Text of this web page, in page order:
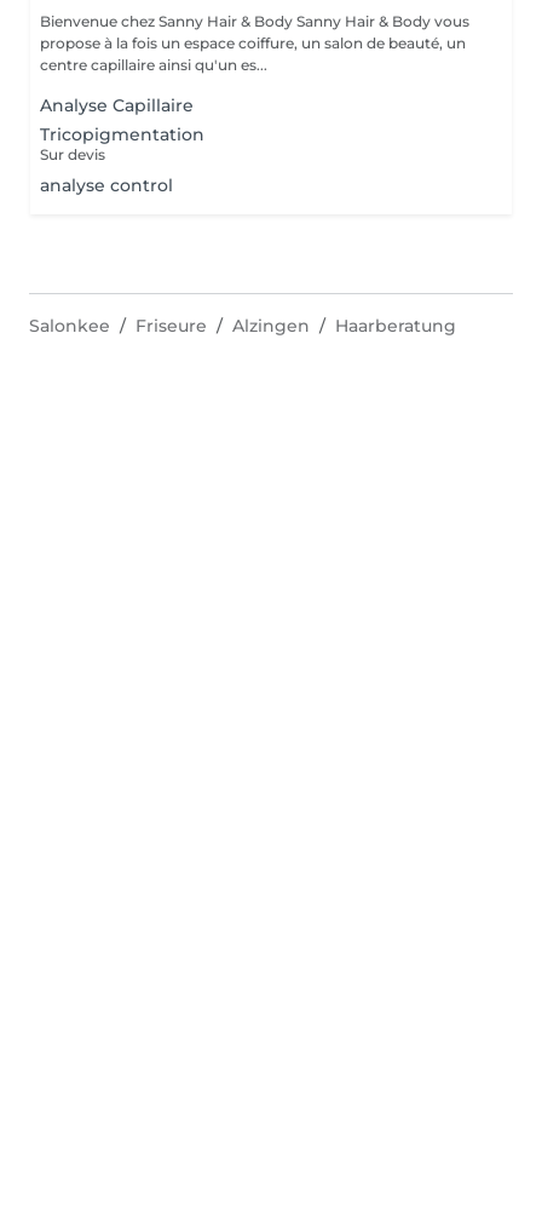
Bienvenue chez Sanny Hair & Body Sanny Hair & Body vous
propose à la fois un espace coiffure, un salon de beauté, un
centre capillaire ainsi qu'un es...
Analyse Capillaire
Tricopigmentation
Sur devis
analyse control
Salonkee Friseure Alzingen Haarberatung